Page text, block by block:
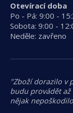
Otevírací doba
Po - Pá: 9:00 -
Sobota: 9:00 -
Neděle: zavřeno
"Zboží dorazilo v
budu provádět
nějak